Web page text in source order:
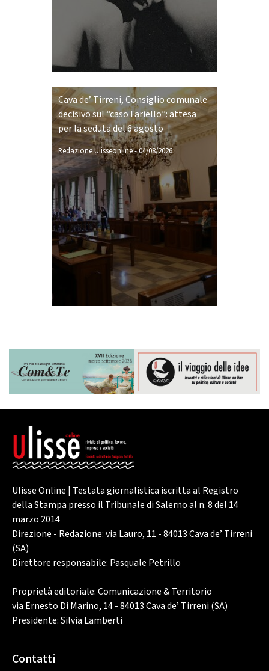
Cava de’ Tirreni, Consiglio comunale
decisivo sul “caso Fariello”: attesa
per la seduta del 6 agosto
Redazione Ulisseonline-04/08/2026
Ulisse Online | Testata giornalistica iscritta al Registro
della Stampa presso il Tribunale di Salerno al n. 8 del 14
marzo 2014
Direzione - Redazione: via Lauro, 11 - 84013 Cava de’ Tirreni
(SA)
Direttore responsabile: Pasquale Petrillo
Proprietà editoriale: Comunicazione & Territorio
via Ernesto Di Marino, 14 - 84013 Cava de’ Tirreni (SA)
Presidente: Silvia Lamberti
Contatti